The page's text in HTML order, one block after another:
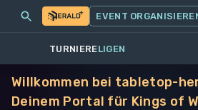
SPIEL·WARHAMMER 40K
MEINE EVENTS
EVENT
TURNIERELIGEN
Willkommen bei tabletop-
Deinem Portal für Kings of